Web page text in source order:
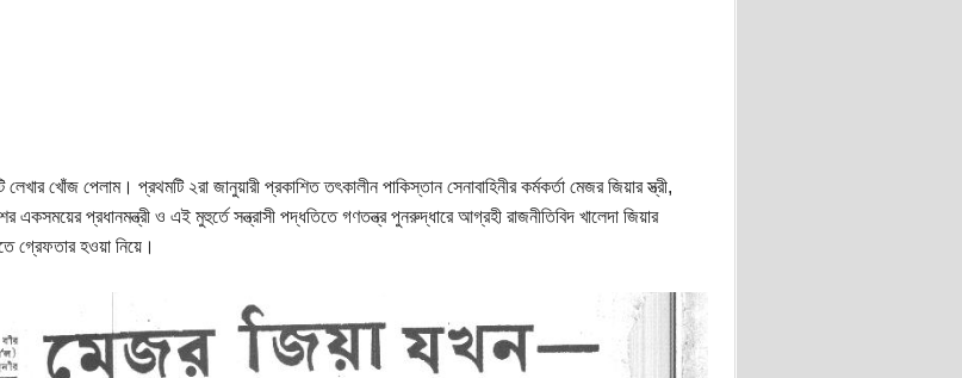
খোঁজ পেলাম। প্রথমটি ২রা জানুয়ারী প্রকাশিত তৎকালীন পাকিস্তান সেনাবাহিনীর কর্মকর্তা মেজর জিয়ার স্ত্রী,
একসময়ের প্রধানমন্ত্রী ও এই মুহুর্তে সন্ত্রাসী পদ্ধতিতে গণতন্ত্র পুনরুদ্ধারে আগ্রহী রাজনীতিবিদ খালেদা জিয়ার
গ্রেফতার হওয়া নিয়ে।